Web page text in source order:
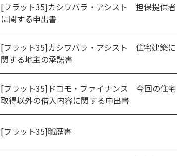
[フラット35]カシワバラ・アシスト 担保提供者
に関する申出書
[フラット35]カシワバラ・アシスト 住宅建築に
関する地主の承諾書
[フラット35]ドコモ・ファイナンス 今回の住宅
取得以外の借入内容に関する申出書
[フラット35]職歴書